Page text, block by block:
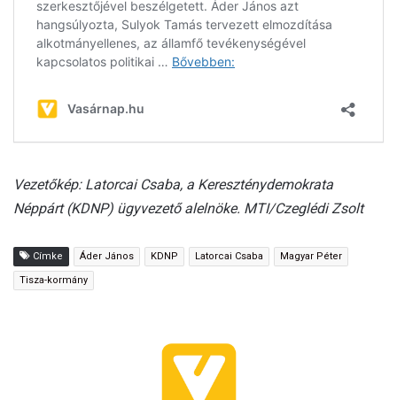
Vezetőkép: Latorcai Csaba, a Kereszténydemokrata
Néppárt (KDNP) ügyvezető alelnöke. MTI/Czeglédi Zsolt
Címke Áder János KDNP Latorcai Csaba Magyar Péter
Tisza-kormány